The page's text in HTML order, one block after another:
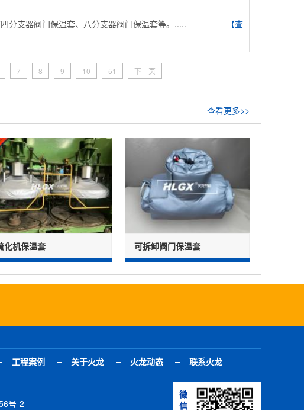
分支器阀门保温套、八分支器阀门保温套等。.....
【查
7 8 9 10 51 下一页
查看更多>>
化机保温套 可拆卸阀门保温套
工程案例 关于火龙 火龙动态 联系火龙
微
信
号-2